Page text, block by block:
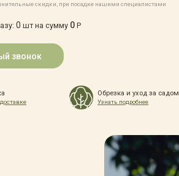
скидки, при посадке нашими специалистами
0 шт на сумму 0Р
звонок
Обрезка и уход за садом
Узнать подробнее